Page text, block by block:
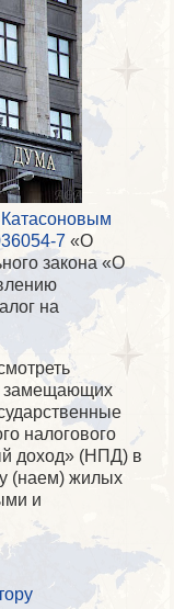
7 «О
закона «О
на
замещающих
налогового
доход» (НПД) в
(наем) жилых
и